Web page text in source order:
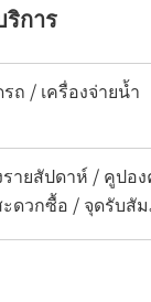
การ
ถ / เครื่องจ่ายน้ำ
ายสัปดาห์ / คูปอ
ดวกซื้อ / จุดรับสั